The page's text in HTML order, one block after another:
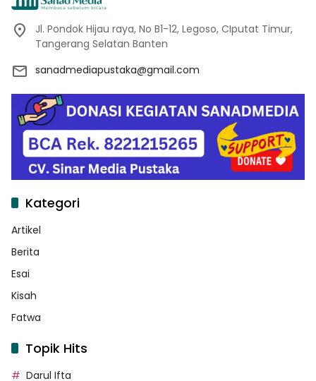
Jl. Pondok Hijau raya, No B1-12, Legoso, CIputat Timur,
Tangerang Selatan Banten
sanadmediapustaka@gmail.com
Kategori
Artikel
Berita
Esai
Kisah
Fatwa
Topik Hits
Darul Ifta